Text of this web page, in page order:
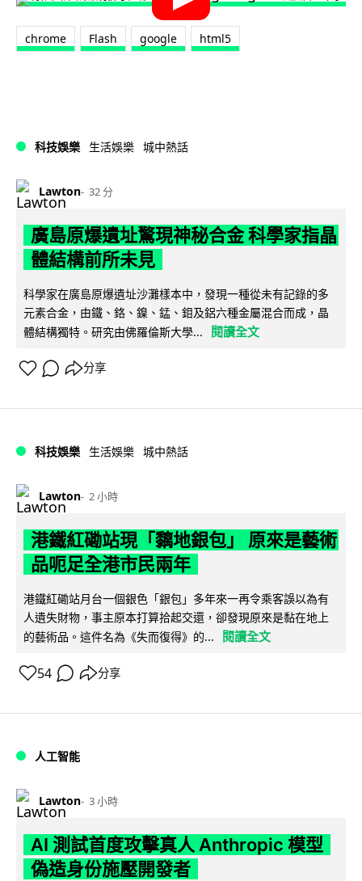
chrome Flash google html5
科技娛樂 生活娛樂 城中熱話
Lawton 32 分
廣島原爆遺址驚現神秘合金 科學家指晶
體結構前所未見
科學家在廣島原爆遺址沙灘樣本中，發現一種從未有記錄的多
元素合金，由鐵、鉻、鎳、錳、鉬及鋁六種金屬混合而成，晶
體結構獨特。研究由佛羅倫斯大學...
閱讀全文
分享
科技娛樂 生活娛樂 城中熱話
Lawton 2 小時
港鐵紅磡站現「黐地銀包」 原來是藝術
品呃足全港市民兩年
港鐵紅磡站月台一個銀色「銀包」多年來一再令乘客誤以為有
人遺失財物，事主原本打算拾起交還，卻發現原來是黏在地上
的藝術品。這件名為《失而復得》的...
閱讀全文
54 分享
人工智能
Lawton 3 小時
AI 測試首度攻擊真人 Anthropic 模型
偽造身份施壓開發者